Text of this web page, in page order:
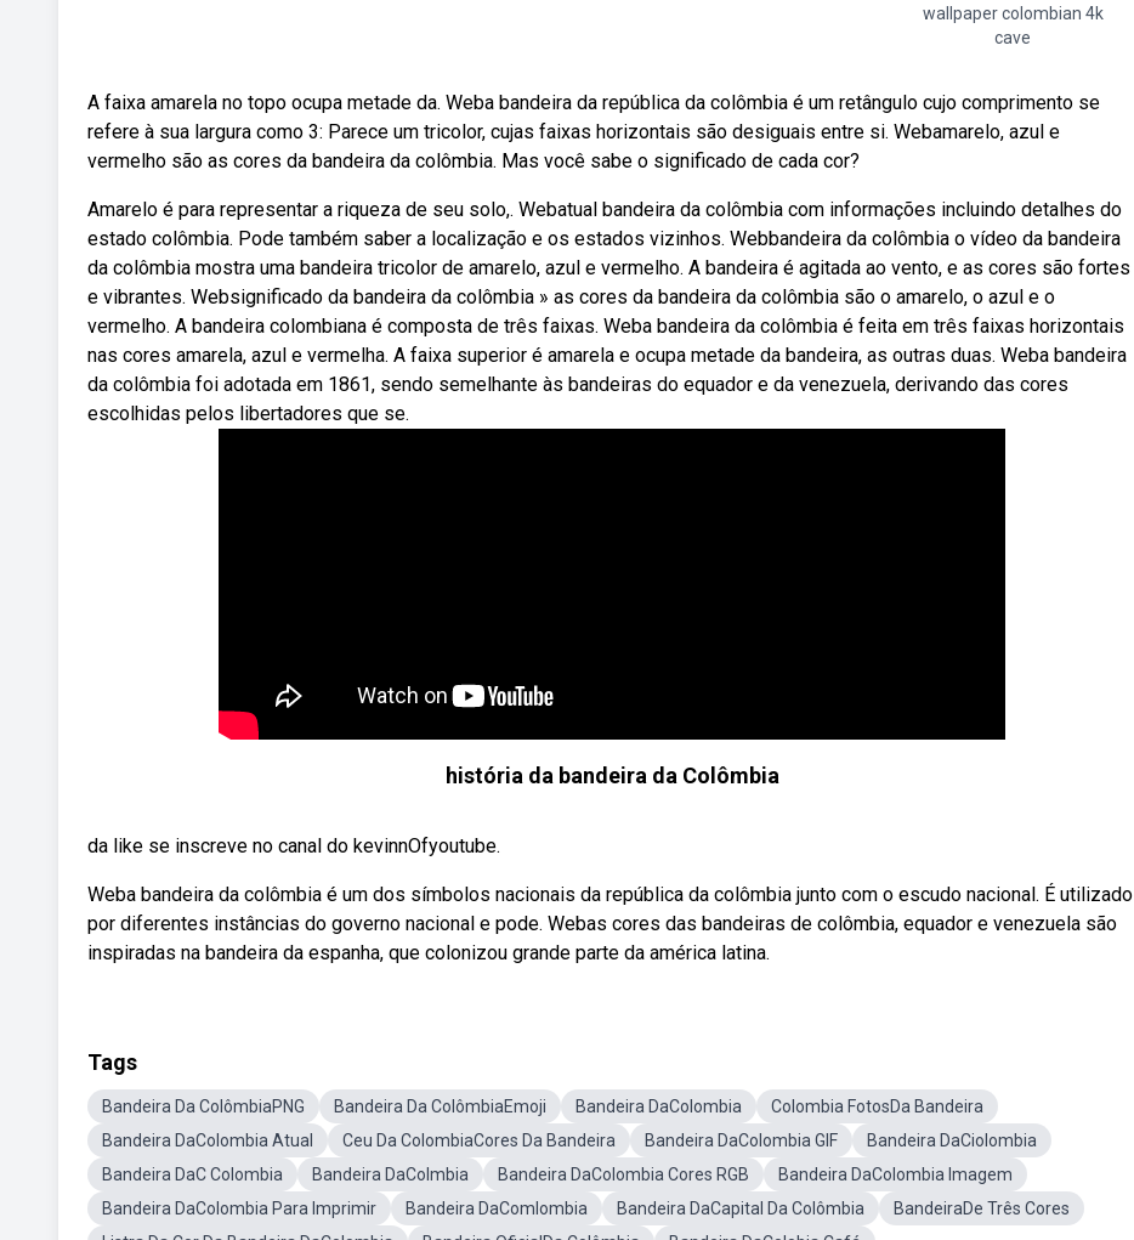
wallpaper colombian 4k
cave
A faixa amarela no topo ocupa metade da. Weba bandeira da república da colômbia é um retângulo cujo comprimento se
refere à sua largura como 3: Parece um tricolor, cujas faixas horizontais são desiguais entre si. Webamarelo, azul e
vermelho são as cores da bandeira da colômbia. Mas você sabe o significado de cada cor?
Amarelo é para representar a riqueza de seu solo,. Webatual bandeira da colômbia com informações incluindo detalhes do
estado colômbia. Pode também saber a localização e os estados vizinhos. Webbandeira da colômbia o vídeo da bandeira
da colômbia mostra uma bandeira tricolor de amarelo, azul e vermelho. A bandeira é agitada ao vento, e as cores são fortes
e vibrantes. Websignificado da bandeira da colômbia » as cores da bandeira da colômbia são o amarelo, o azul e o
vermelho. A bandeira colombiana é composta de três faixas. Weba bandeira da colômbia é feita em três faixas horizontais
nas cores amarela, azul e vermelha. A faixa superior é amarela e ocupa metade da bandeira, as outras duas. Weba bandeira
da colômbia foi adotada em 1861, sendo semelhante às bandeiras do equador e da venezuela, derivando das cores
escolhidas pelos libertadores que se.
história da bandeira da Colômbia
da like se inscreve no canal do kevinnOfyoutube.
Weba bandeira da colômbia é um dos símbolos nacionais da república da colômbia junto com o escudo nacional. É utilizado
por diferentes instâncias do governo nacional e pode. Webas cores das bandeiras de colômbia, equador e venezuela são
inspiradas na bandeira da espanha, que colonizou grande parte da américa latina.
Tags
Bandeira Da ColômbiaPNG Bandeira Da ColômbiaEmoji Bandeira DaColombia
Colombia FotosDa Bandeira
Bandeira DaColombia Atual
Ceu Da ColombiaCores Da Bandeira Bandeira DaColombia GIF
Bandeira DaCiolombia
Bandeira DaC Colombia
Bandeira DaColmbia Bandeira DaColombia Cores RGB
Bandeira DaColombia Imagem
Bandeira DaColombia Para Imprimir
Bandeira DaComlombia Bandeira DaCapital Da Colômbia
BandeiraDe Três Cores